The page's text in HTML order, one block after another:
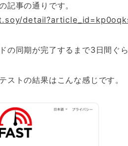
記事の通りです。
の同期が完了するまで3日間ぐ
ストの結果はこんな感じです。